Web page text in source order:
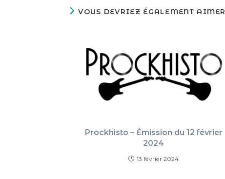
VOUS DEVRIEZ ÉGALEMENT AIMER
Prockhisto – Émission du 12 février
2024
13 février 2024